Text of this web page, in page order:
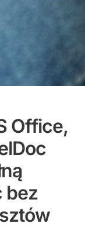
Office,
bez